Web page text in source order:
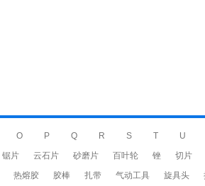
O P Q R S T U
锯片 云石片 砂磨片 百叶轮 锉 切片
热熔胶 胶棒 扎带 气动工具 旋具头